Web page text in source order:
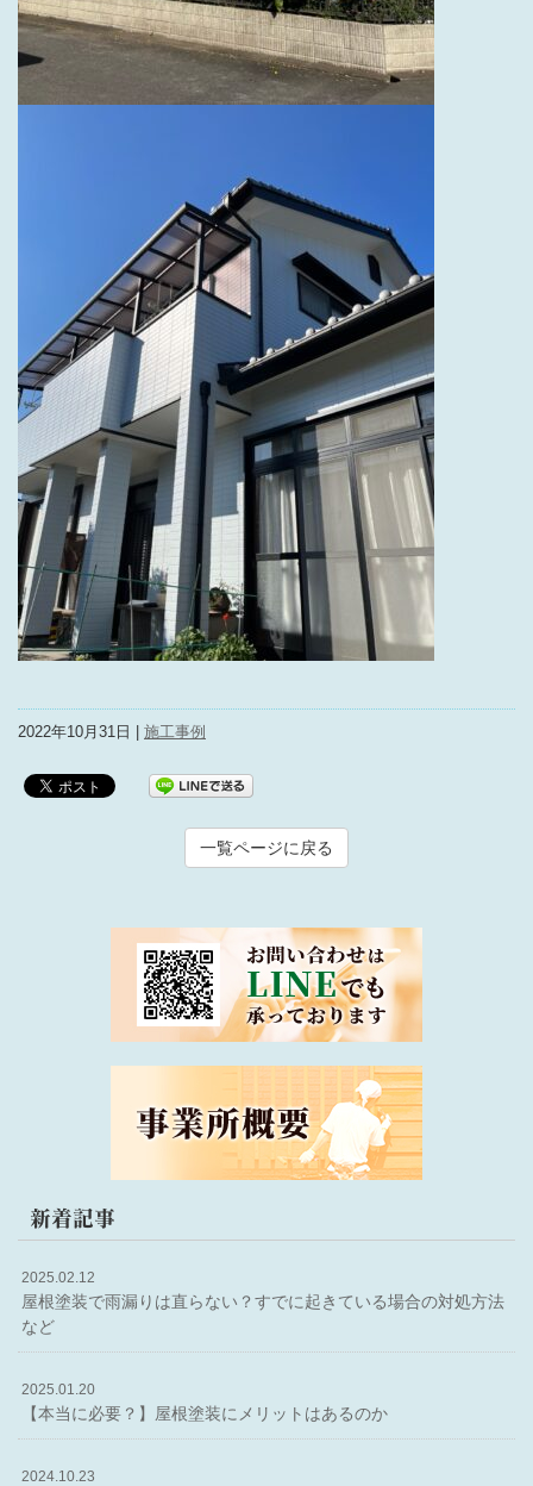
2022年10月31日 | 施工事例
一覧ページに戻る
新着記事
2025.02.12
屋根塗装で雨漏りは直らない？すでに起きている場合の対処方法
など
2025.01.20
【本当に必要？】屋根塗装にメリットはあるのか
2024.10.23